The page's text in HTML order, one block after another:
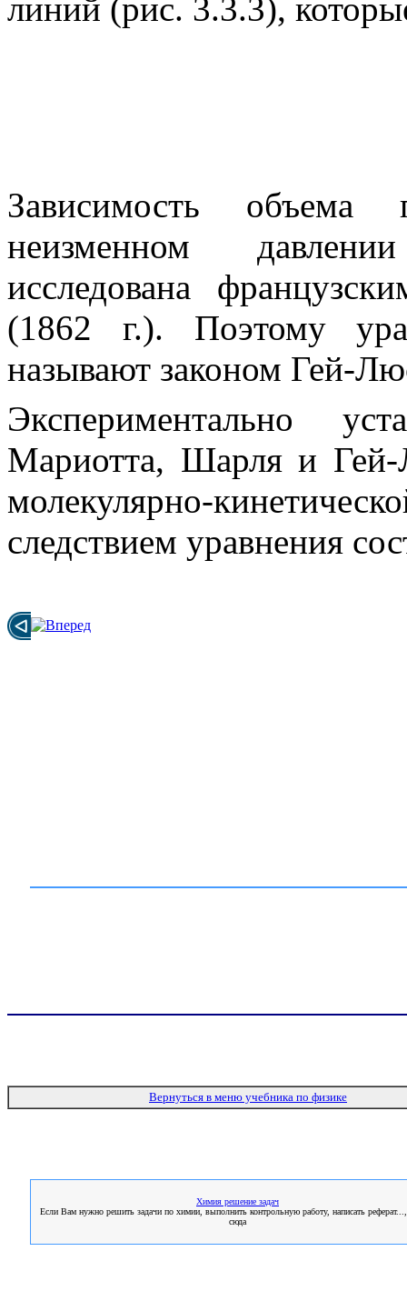
линий (рис. 3.3.3),
Зависимость
неизменном
исследована
(1862 г.). Поэтому
называют законом Гей-
Экспериментально
Мариотта, Шарля и Гей-
молекулярно-
следствием уравнения
Вернуться в меню учебника по физике
Химия решение задач
Если Вам нужно решить задачи по химии, выполнить контрольную работу, написать
сюда